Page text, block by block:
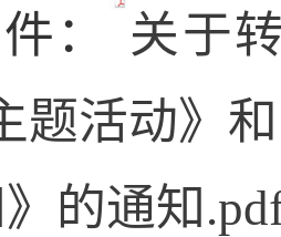
：
关于
题活动》
的通知